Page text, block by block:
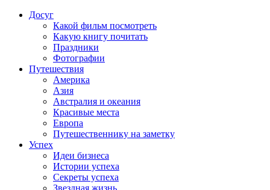
Досуг
Какой фильм посмотреть
Какую книгу почитать
Праздники
Фотографии
Путешествия
Америка
Азия
Австралия и океания
Красивые места
Европа
Путешественнику на заметку
Успех
Идеи бизнеса
Истории успеха
Секреты успеха
Звездная жизнь